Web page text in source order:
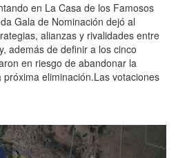
en La Casa de los Famosos
Gala de Nominación dejó al
alianzas y rivalidades entre
además de definir a los cinco
en riesgo de abandonar la
eliminación.Las votaciones